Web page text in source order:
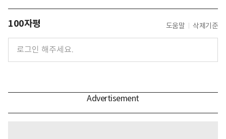
100자평 도움말 삭제기준